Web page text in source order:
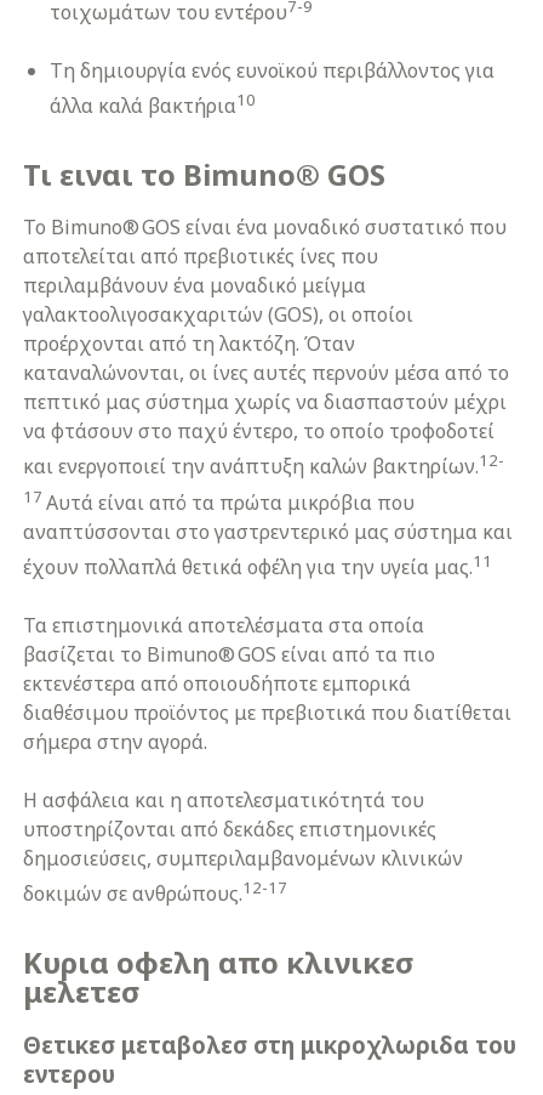
τοιχωμάτων του εντέρου7-9
Τη δημιουργία ενός ευνοϊκού περιβάλλοντος για
άλλα καλά βακτήρια10
Τι ειναι το Bimuno® GOS
Το Bimuno® GOS είναι ένα μοναδικό συστατικό που
αποτελείται από πρεβιοτικές ίνες που
περιλαμβάνουν ένα μοναδικό μείγμα
γαλακτοολιγοσακχαριτών (GOS), οι οποίοι
προέρχονται από τη λακτόζη. Όταν
καταναλώνονται, οι ίνες αυτές περνούν μέσα από το
πεπτικό μας σύστημα χωρίς να διασπαστούν μέχρι
να φτάσουν στο παχύ έντερο, το οποίο τροφοδοτεί
και ενεργοποιεί την ανάπτυξη καλών βακτηρίων.12-
17 Αυτά είναι από τα πρώτα μικρόβια που
αναπτύσσονται στο γαστρεντερικό μας σύστημα και
έχουν πολλαπλά θετικά οφέλη για την υγεία μας.11
Τα επιστημονικά αποτελέσματα στα οποία
βασίζεται το Bimuno® GOS είναι από τα πιο
εκτενέστερα από οποιουδήποτε εμπορικά
διαθέσιμου προϊόντος με πρεβιοτικά που διατίθεται
σήμερα στην αγορά.
Η ασφάλεια και η αποτελεσματικότητά του
υποστηρίζονται από δεκάδες επιστημονικές
δημοσιεύσεις, συμπεριλαμβανομένων κλινικών
δοκιμών σε ανθρώπους.12-17
Κυρια οφελη απο κλινικεσ
μελετεσ
Θετικεσ μεταβολεσ στη μικροχλωριδα του
εντερου